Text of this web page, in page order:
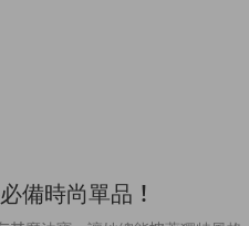
備時尚單品！